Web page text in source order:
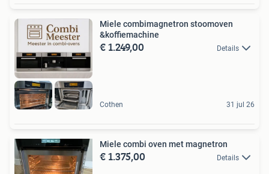
Miele combimagnetron stoomoven
&koffiemachine
€ 1.249,00 Details
Cothen 31 jul 26
Miele combi oven met magnetron
€ 1.375,00 Details